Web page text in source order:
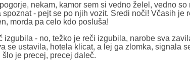
nekam, kamor sem si vedno želel, vedno
spoznat - pejt se po njih vozit. Sredi noči! Včasih
morda pa celo kdo posluša!
izgubila - no, težko je reči izgubila, narobe sva
se ustavila, hotela klicat, a lej ga zlomka, signala
je precej, precej daleč.